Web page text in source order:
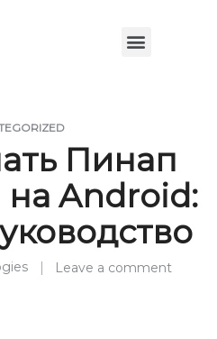
Пинап
на Android:
Leave a comment